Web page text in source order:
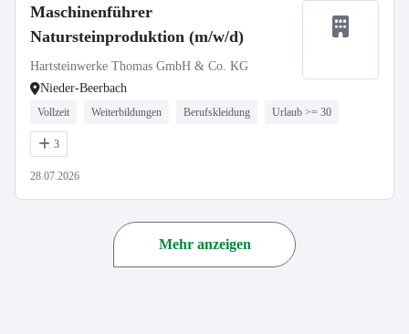
Maschinenführer
Natursteinproduktion (m/w/d)
Hartsteinwerke Thomas GmbH & Co. KG
Nieder-Beerbach
Vollzeit Weiterbildungen Berufskleidung Urlaub >= 30
3
28.07.2026
Mehr anzeigen